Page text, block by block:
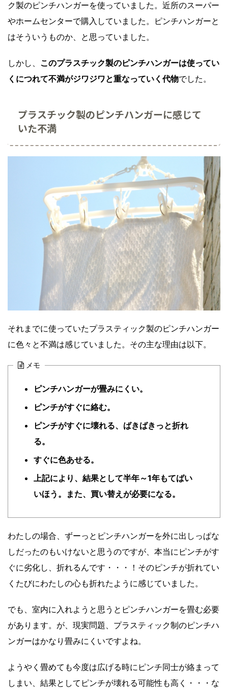
ク製のピンチハンガーを使っていました。近所のスーパー
やホームセンターで購入していました。ピンチハンガーと
はそういうものか、と思っていました。
しかし、 このプラスチック製のピンチハンガーは使ってい
くにつれて不満がジワジワと重なっていく代物でした。
プラスチック製のピンチハンガーに感じて
いた不満
それまでに使っていたプラスティック製のピンチハンガー
に色々と不満は感じていました。その主な理由は以下。
メモ
ピンチハンガーが畳みにくい。
ピンチがすぐに絡む。
ピンチがすぐに壊れる、ばきばきっと折れ
る。
すぐに色あせる。
上記により、結果として半年～1年もてばい
いほう。また、買い替えが必要になる。
わたしの場合、ずーっとピンチハンガーを外に出しっぱな
しだったのもいけないと思うのですが、本当にピンチがす
ぐに劣化し、折れるんです・・・！そのピンチが折れてい
くたびにわたしの心も折れたように感じていました。
でも、室内に入れようと思うとピンチハンガーを畳む必要
があります。が、現実問題、プラスティック制のピンチハ
ンガーはかなり畳みにくいですよね。
ようやく畳めても今度は広げる時にピンチ同士が絡まって
しまい、結果としてピンチが壊れる可能性も高く・・・な